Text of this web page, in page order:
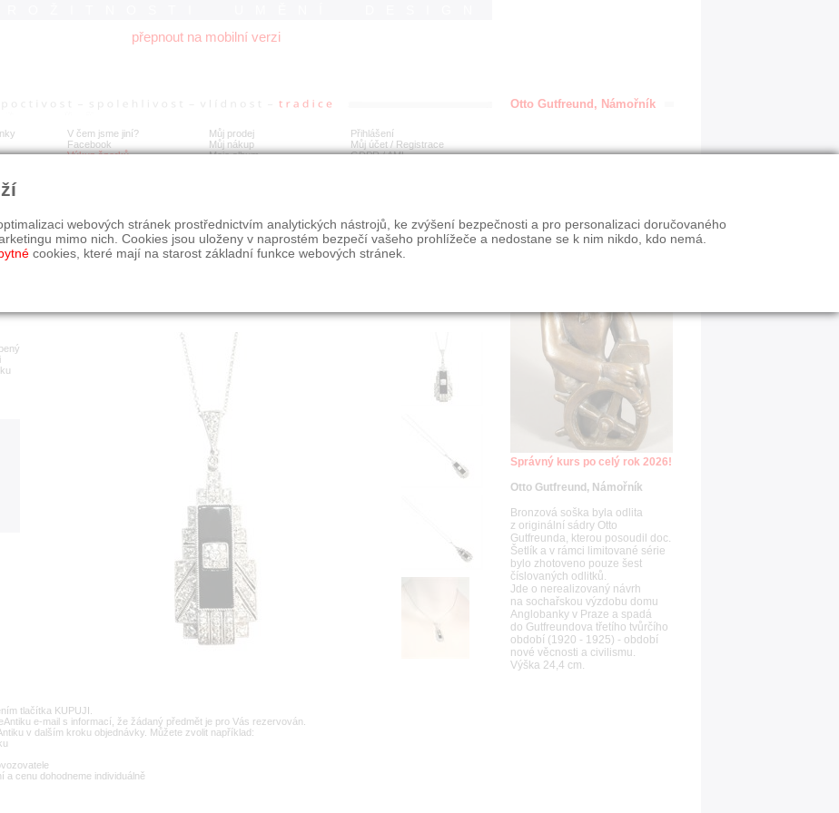
přepnout na mobilní verzi
V čem jsme jiní?
Facebook
Výkup šperků
Můj prodej
Můj nákup
Moje album
Přihlášení
Můj účet / Registrace
GDPR/AML
Zlatý náhrdelník s brilianty a onyxem
tlačítka KUPUJI.
e-mail s informací, že žádaný předmět je pro Vás rezervován.
v dalším kroku objednávky. Můžete zvolit například:
a cenu dohodneme individuálně
Otto Gutfreund, Námořník
Správný kurs po celý rok 2026!
Otto Gutfreund, Námořník
Bronzová soška byla odlita
z originální sádry Otto
Gutfreunda, kterou posoudil doc.
Šetlík a v rámci limitované série
bylo zhotoveno pouze šest
číslovaných odlitků.
Jde o nerealizovaný návrh
na sochařskou výzdobu domu
Anglobanky v Praze a spadá
do Gutfreundova třetího tvůrčího
období (1920 - 1925) - období
nové věcnosti a civilismu.
Výška 24,4 cm.
webových stránek prostřednictvím analytických nástrojů, ke zvýšení bezpečnosti a pro personalizaci doručovaného
mimo nich. Cookies jsou uloženy v naprostém bezpečí vašeho prohlížeče a nedostane se k nim nikdo, kdo nemá.
cookies, které mají na starost základní funkce webových stránek.